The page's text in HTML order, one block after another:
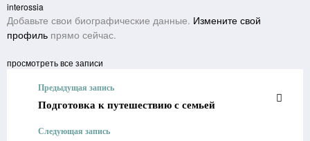
interossia
Добавьте свои биографические данные. Измените свой
профиль прямо сейчас.
просмотреть все записи
Предыдущая запись
Подготовка к путешествию с семьей
Следующая запись